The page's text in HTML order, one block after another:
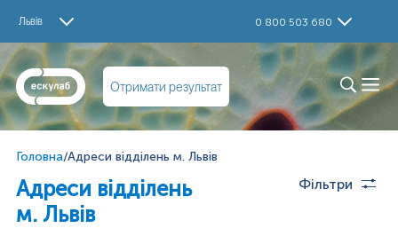
Львів 0 800 503 680
Отримати результат
Головна/Адреси відділень м. Львів
Адреси відділень
м. Львів
Фільтри